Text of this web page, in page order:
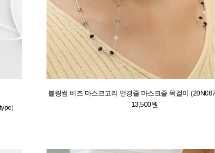
블링썸 비즈 마스크고리 안경줄 마스크줄 목걸이
13,500원